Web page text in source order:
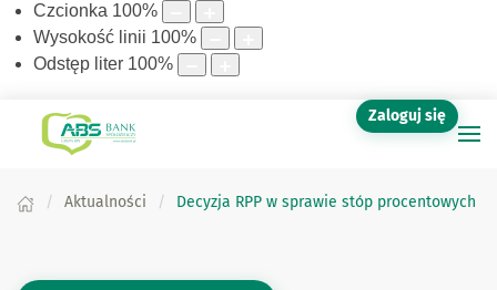
Czcionka 100%
Wysokość linii 100%
Odstęp liter 100%
Zaloguj się
Aktualności Decyzja RPP w sprawie stóp procentowych